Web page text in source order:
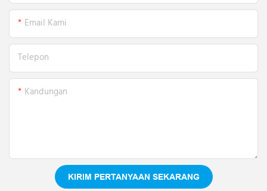
Email Kami
Telepon
Kandungan
KIRIM PERTANYAAN SEKARANG